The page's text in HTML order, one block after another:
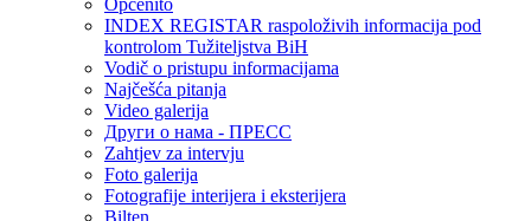
Općenito
INDEX REGISTAR raspoloživih informacija pod
kontrolom Tužiteljstva BiH
Vodič o pristupu informacijama
Najčešća pitanja
Video galerija
Други о нама - ПРЕСC
Zahtjev za intervju
Foto galerija
Fotografije interijera i eksterijera